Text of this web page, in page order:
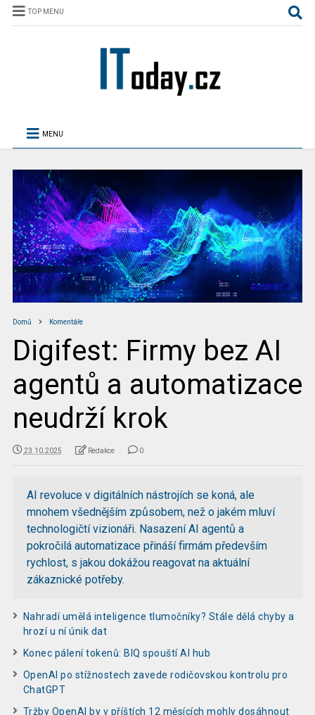
TOP MENU
MENU
Domů Komentáře
Digifest: Firmy bez AI
agentů a automatizace
neudrží krok
23.10.2025 Redakce 0
AI revoluce v digitálních nástrojích se koná, ale
mnohem všednějším způsobem, než o jakém mluví
technologičtí vizionáři. Nasazení AI agentů a
pokročilá automatizace přináší firmám především
rychlost, s jakou dokážou reagovat na aktuální
zákaznické potřeby.
Nahradí umělá inteligence tlumočníky? Stále dělá chyby a
hrozí u ní únik dat
Konec pálení tokenů: BIQ spouští AI hub
OpenAI po stížnostech zavede rodičovskou kontrolu pro
ChatGPT
Tržby OpenAI by v příštích 12 měsících mohly dosáhnout